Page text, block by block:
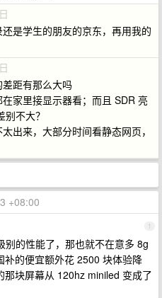
是学生的朋友的京东，再用我的
距有那么大吗
家里接显示器看；而且 SDR 亮
不大？
出来，大部分时间看静态网页，
+08:00
1
别的性能了，那也就不在意多 8g
补的便宜额外花 2500 块体验降
块屏幕从 120hz miniled 变成了